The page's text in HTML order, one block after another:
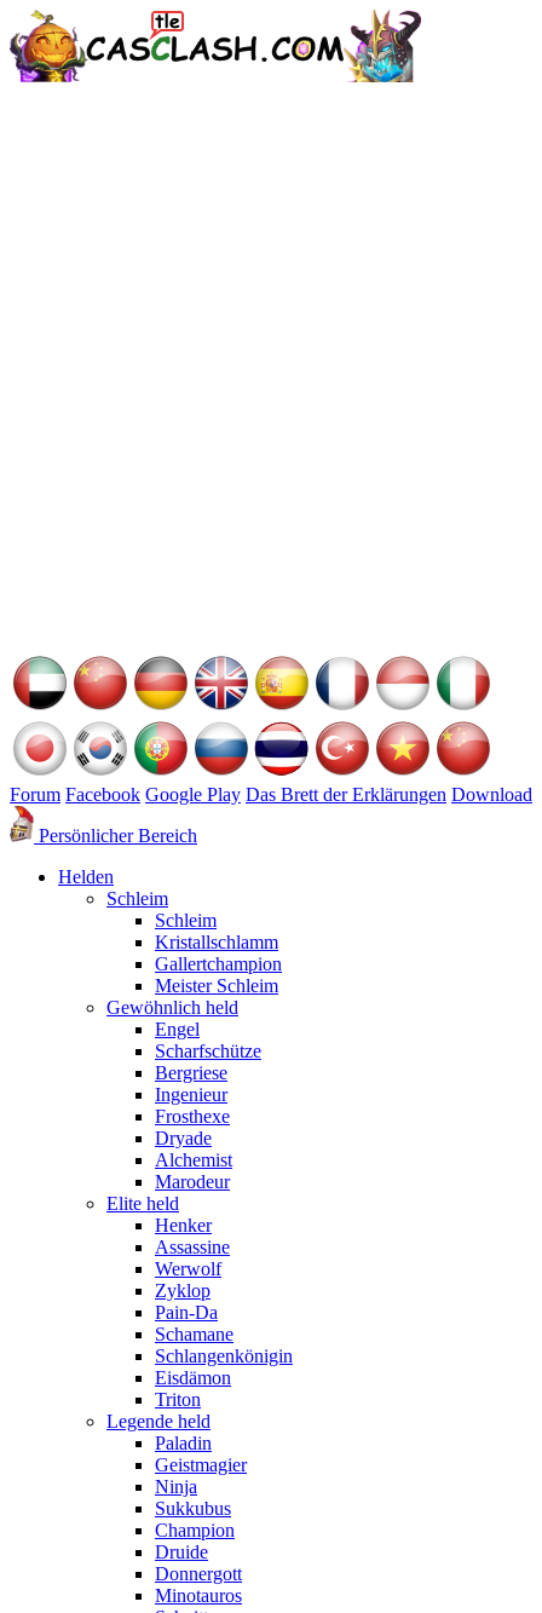
Forum Facebook Google Play Das Brett der Erklärungen Download
Persönlicher Bereich
Helden
Schleim
Schleim
Kristallschlamm
Gallertchampion
Meister Schleim
Gewöhnlich held
Engel
Scharfschütze
Bergriese
Ingenieur
Frosthexe
Dryade
Alchemist
Marodeur
Elite held
Henker
Assassine
Werwolf
Zyklop
Pain-Da
Schamane
Schlangenkönigin
Eisdämon
Triton
Legende held
Paladin
Geistmagier
Ninja
Sukkubus
Champion
Druide
Donnergott
Minotauros